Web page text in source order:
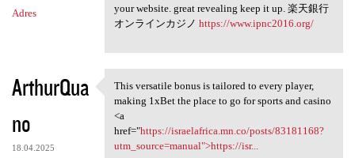
Adres
your website. great revealing keep it up. 楽天銀行
オンラインカジノ https://www.ipnc2016.org/
ArthurQua
no
18.04.2025
This versatile bonus is
This versatile bonus is tailored to every player,
making 1xBet the place to go for sports and casino
<a
href="https://israelafrica.mn.co/posts/83181168?
utm_source=manual">https://isr...